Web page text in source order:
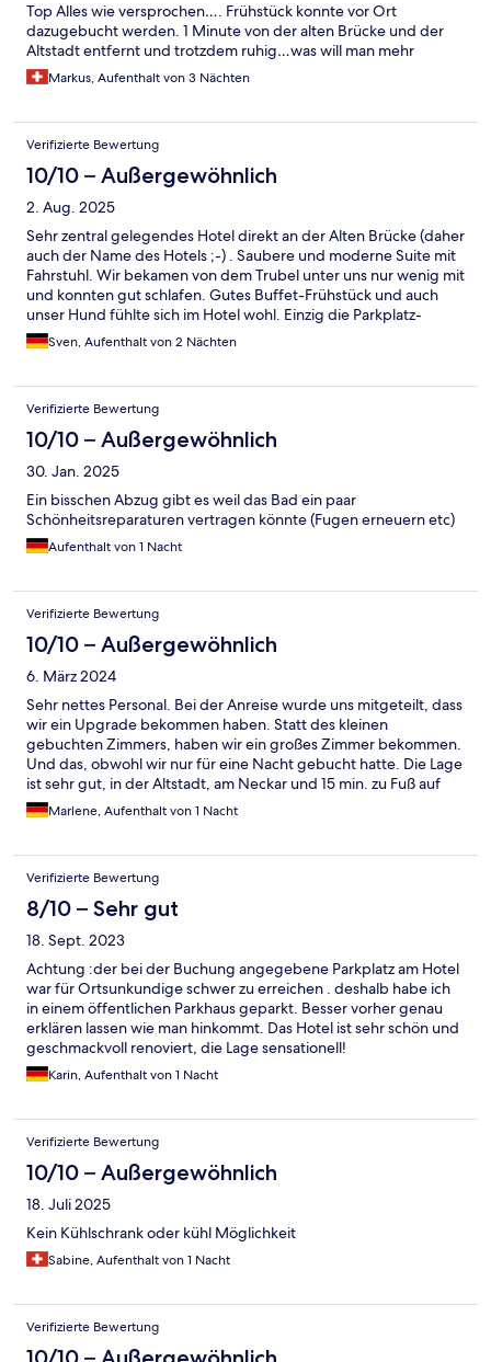
Top Alles wie versprochen…. Frühstück konnte vor Ort
dazugebucht werden. 1 Minute von der alten Brücke und der
Altstadt entfernt und trotzdem ruhig…was will man mehr
Markus, Aufenthalt von 3 Nächten
Verifizierte Bewertung
10/10 – Außergewöhnlich
2. Aug. 2025
Sehr zentral gelegendes Hotel direkt an der Alten Brücke (daher
auch der Name des Hotels ;-) . Saubere und moderne Suite mit
Fahrstuhl. Wir bekamen von dem Trubel unter uns nur wenig mit
und konnten gut schlafen. Gutes Buffet-Frühstück und auch
unser Hund fühlte sich im Hotel wohl. Einzig die Parkplatz-
Sitation in den benachbarten Parkhäusern fanden wir -
allerdings auch mitten in der Hochsaison - etwas kompliziert.
Preis wert!
Sven, Aufenthalt von 2 Nächten
Verifizierte Bewertung
10/10 – Außergewöhnlich
30. Jan. 2025
Ein bisschen Abzug gibt es weil das Bad ein paar
Schönheitsreparaturen vertragen könnte (Fugen erneuern etc)
Aufenthalt von 1 Nacht
Verifizierte Bewertung
10/10 – Außergewöhnlich
6. März 2024
Sehr nettes Personal. Bei der Anreise wurde uns mitgeteilt, dass
wir ein Upgrade bekommen haben. Statt des kleinen
gebuchten Zimmers, haben wir ein großes Zimmer bekommen.
Und das, obwohl wir nur für eine Nacht gebucht hatte. Die Lage
ist sehr gut, in der Altstadt, am Neckar und 15 min. zu Fuß auf
das Schloss. Frühstück mit kleinem feinen Buffet.
Marlene, Aufenthalt von 1 Nacht
Verifizierte Bewertung
8/10 – Sehr gut
18. Sept. 2023
Achtung :der bei der Buchung angegebene Parkplatz am Hotel
war für Ortsunkundige schwer zu erreichen . deshalb habe ich
in einem öffentlichen Parkhaus geparkt. Besser vorher genau
erklären lassen wie man hinkommt. Das Hotel ist sehr schön und
geschmackvoll renoviert, die Lage sensationell!
Karin, Aufenthalt von 1 Nacht
Verifizierte Bewertung
10/10 – Außergewöhnlich
18. Juli 2025
Kein Kühlschrank oder kühl Möglichkeit
Sabine, Aufenthalt von 1 Nacht
Verifizierte Bewertung